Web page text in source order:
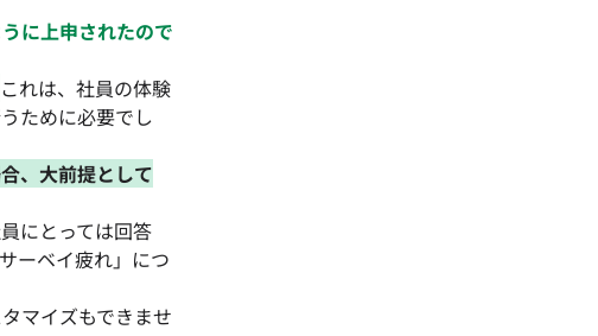
に上申されたので
これは、社員の体験
ために必要でし
、大前提として
にとっては回答
ーベイ疲れ」につ
マイズもできませ